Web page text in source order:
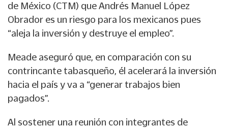
de México (CTM) que Andrés Manuel López
Obrador es un riesgo para los mexicanos pues
“aleja la inversión y destruye el empleo”.
Meade aseguró que, en comparación con su
contrincante tabasqueño, él acelerará la inversión
hacia el país y va a “generar trabajos bien
pagados”.
Al sostener una reunión con integrantes de